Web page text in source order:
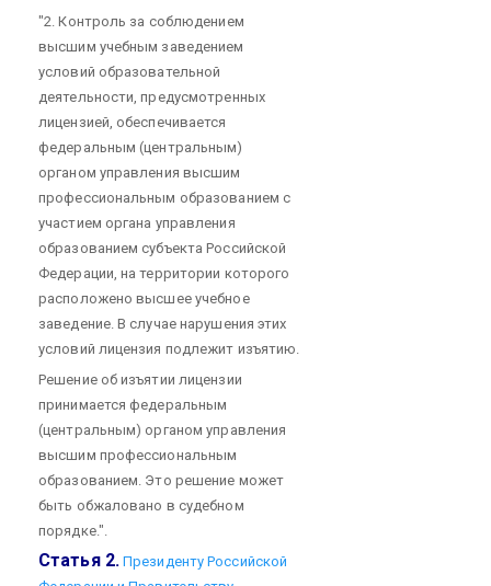
"2. Контроль за соблюдением
высшим учебным заведением
условий образовательной
деятельности, предусмотренных
лицензией, обеспечивается
федеральным (центральным)
органом управления высшим
профессиональным образованием с
участием органа управления
образованием субъекта Российской
Федерации, на территории которого
расположено высшее учебное
заведение. В случае нарушения этих
условий лицензия подлежит изъятию.
Решение об изъятии лицензии
принимается федеральным
(центральным) органом управления
высшим профессиональным
образованием. Это решение может
быть обжаловано в судебном
порядке.".
Статья 2.Президенту Российской